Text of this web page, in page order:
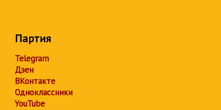
Партия
Telegram
Дзен
ВКонтакте
Одноклассники
YouTube